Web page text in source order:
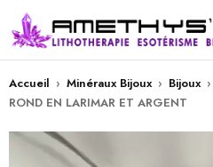
Accueil › Minéraux Bijoux › Bijoux ›
ROND EN LARIMAR ET ARGENT